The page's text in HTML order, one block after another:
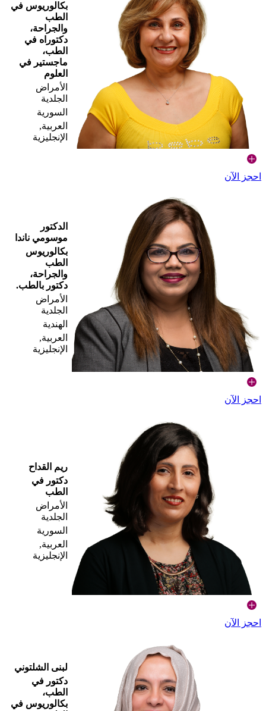
بكالوريوس في
الطب
والجراحة،
دكتوراه في
الطب،
ماجستير في
العلوم
الأمراض
الجلدية
السورية
العربية,
الإنجليزية
احجز الآن
الدكتور
موسومي ناندا
بكالوريوس
الطب
والجراحة،
دكتور بالطب.
الأمراض
الجلدية
الهندية
العربية,
الإنجليزية
احجز الآن
ريم القداح
دكتور في
الطب
الأمراض
الجلدية
السورية
العربية,
الإنجليزية
احجز الآن
لبنى الشلتوني
دكتور في
الطب،
بكالوريوس في